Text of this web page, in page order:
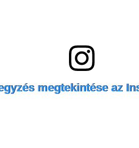
megtekintése az